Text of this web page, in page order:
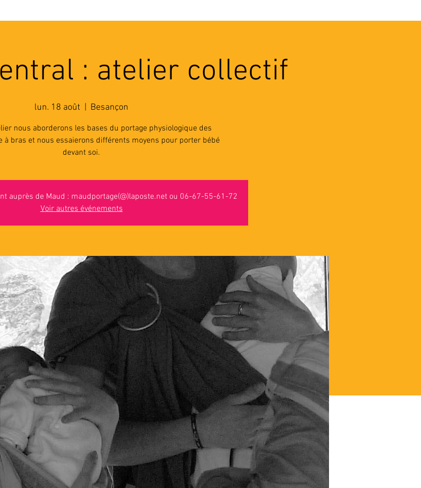
: atelier collectif
lun. 18 août Besançon
nous aborderons les bases du portage physiologique des
à bras et nous essaierons différents moyens pour porter bébé
devant soi.
auprès de Maud : maudportage(@)laposte.net ou 06-67-55-61-72
Voir autres événements